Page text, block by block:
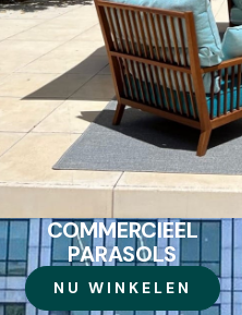
COMMERCIEEL
PARASOLS
NU WINKELEN